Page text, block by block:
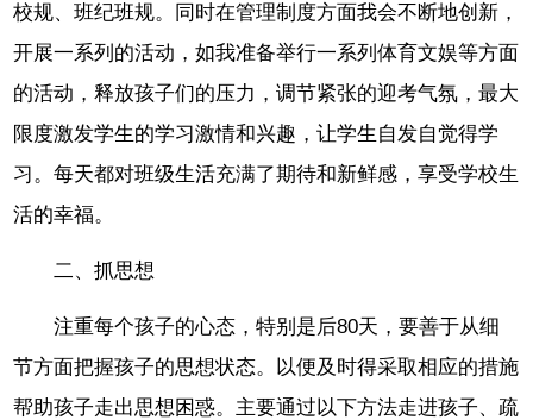
校规、班纪班规。同时在管理制度方面我会不断地创新，
开展一系列的活动，如我准备举行一系列体育文娱等方面
的活动，释放孩子们的压力，调节紧张的迎考气氛，最大
限度激发学生的学习激情和兴趣，让学生自发自觉得学
习。每天都对班级生活充满了期待和新鲜感，享受学校生
活的幸福。
二、抓思想
注重每个孩子的心态，特别是后80天，要善于从细
节方面把握孩子的思想状态。以便及时得采取相应的措施
帮助孩子走出思想困惑。主要通过以下方法走进孩子、疏